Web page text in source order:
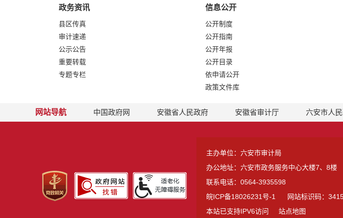
政务资讯
县区传真
审计速递
公示公告
重要转载
专题专栏
信息公开
公开制度
公开指南
公开年报
公开目录
依申请公开
政策文件库
网站导航 中国政府网 安徽省人民政府 安徽省审计厅 六安市人
主办单位：六安市审计局
办公地址：六安市政务服务中心大楼7、8楼
联系电话：0564-3935598
皖ICP备18026231号-1
网站标识码：
本站已支持IPV6访问
站点地图